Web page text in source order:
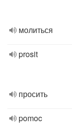
молиться
prosit
просить
pomoc